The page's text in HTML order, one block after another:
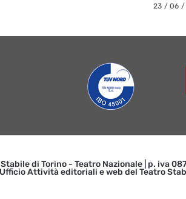
23 / 06 /
di Torino - Teatro Nazionale | p. iva
Attività editoriali e web del Teatro